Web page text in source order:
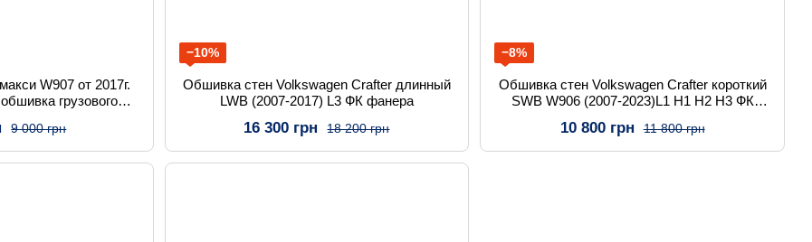
W907 от 2017г.
грузового
9 000 грн
−10%
Обшивка стен Volkswagen Crafter длинный
LWB (2007-2017) L3 ФК фанера
18 200 грн
16 300 грн
−8%
Обшивка стен Volkswagen Crafter короткий
SWB W906 (2007-2023)L1 H1 H2 H3 ФК
11 800 грн
10 800 грн